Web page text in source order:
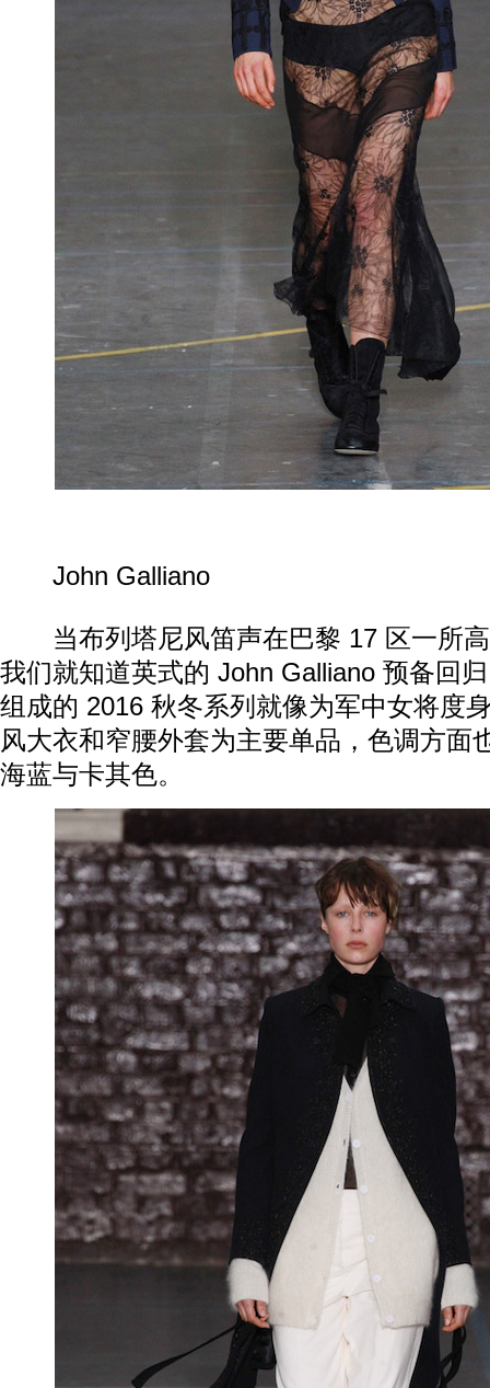
John Galliano
当布列塔尼风笛声在巴黎 17 区一所高
我们就知道英式的 John Galliano 预备回
组成的 2016 秋冬系列就像为军中女将度
风大衣和窄腰外套为主要单品，色调方面
海蓝与卡其色。
动